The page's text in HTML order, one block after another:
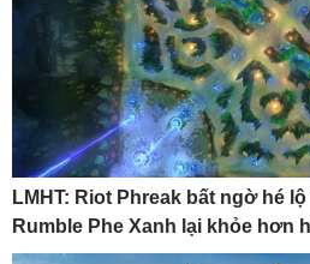
LMHT: Riot Phreak bất ngờ hé
Rumble Phe Xanh lại khỏe hơn